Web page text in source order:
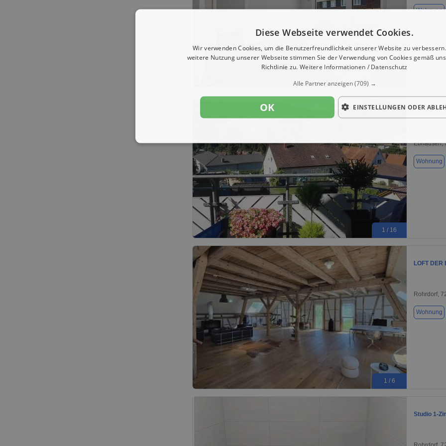
Wohnung
1 / 16
Ebhausen,
Wohnung
1 / 6
LOFT DER
Rohrdorf,
Wohnung
Studio 1-
Diese Webseite verwendet Cookies.
Wir verwenden Cookies, um die Benutzerfreundlichkeit unserer Website zu
weitere Nutzung unserer Webseite stimmen Sie der Verwendung von Cookies gemäß
Richtlinie zu. Weitere Informationen / Datenschutz
Alle Partner anzeigen(709) →
OK EINSTELLUNGEN ODER